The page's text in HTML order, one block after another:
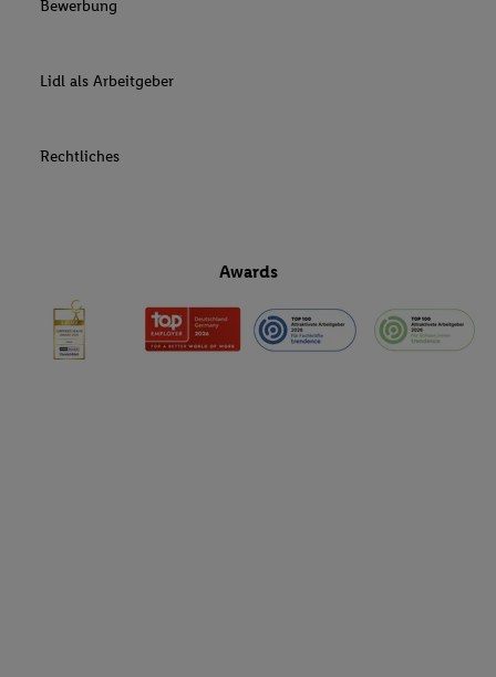
Bewerbung
Lidl als Arbeitgeber
Rechtliches
Awards